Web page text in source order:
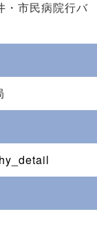
・市民病院行バ